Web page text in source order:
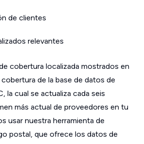
de clientes
relevantes
cobertura localizada mostrados en
de la base de datos de
la cual se actualiza cada seis
más actual de proveedores en tu
usar nuestra herramienta de
postal, que ofrece los datos de